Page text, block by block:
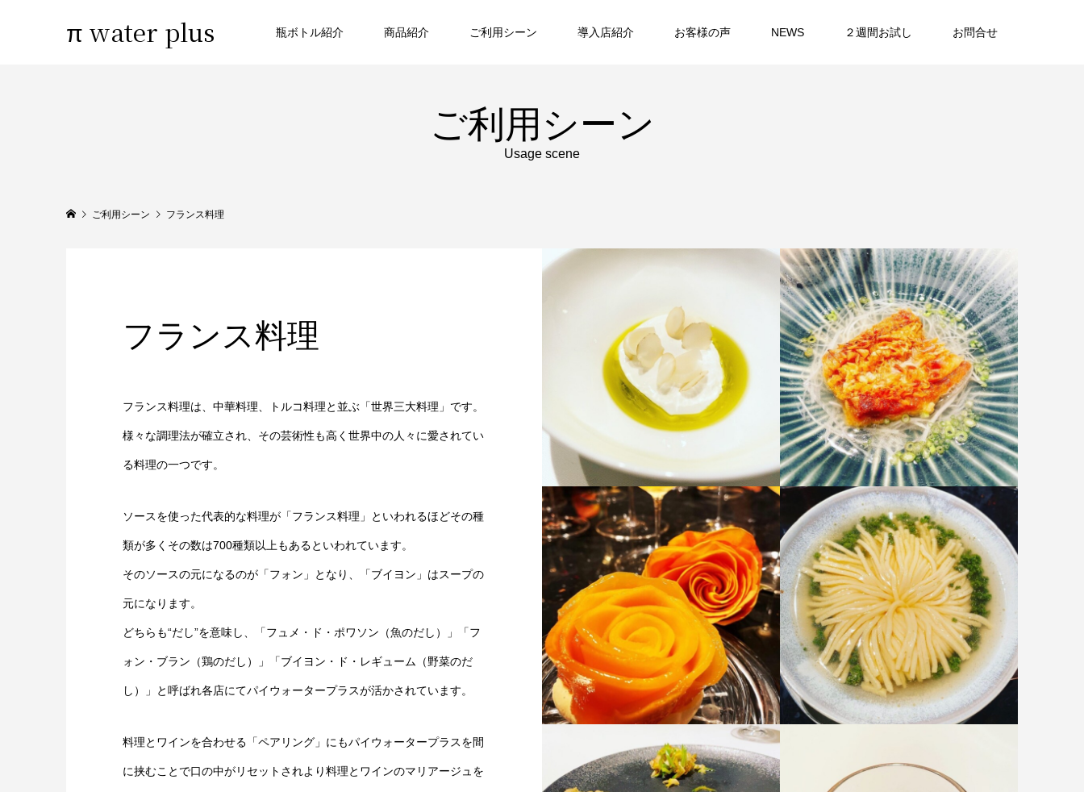
π water plus 瓶ボトル紹介 商品紹介 ご利用シーン 導入店紹介 お客様の声 NEWS ２週間お試し お問合せ
ご利用シーン
Usage scene
ご利用シーン フランス料理
ミシュラン3つ星店にも導入頂いて
いるパイウォータープラス
唯一無二の特別な時間を。
芸術のような料理にもパイウォー
タープラスを。
る水という存在。
フランス料理
フランス料理は、中華料理、トルコ料理と並ぶ「世界三大料理」です。
様々な調理法が確立され、その芸術性も高く世界中の人々に愛されてい
る料理の一つです。
ソースを使った代表的な料理が「フランス料理」といわれるほどその種
類が多くその数は700種類以上もあるといわれています。
そのソースの元になるのが「フォン」となり、「ブイヨン」はスープの
元になります。
どちらも“だし”を意味し、「フュメ・ド・ポワソン（魚のだし）」「フ
ォン・ブラン（鶏のだし）」「ブイヨン・ド・レギューム（野菜のだ
し）」と呼ばれ各店にてパイウォータープラスが活かされています。
料理とワインを合わせる「ペアリング」にもパイウォータープラスを間
に挟むことで口の中がリセットされより料理とワインのマリアージュを